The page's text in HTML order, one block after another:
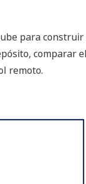
para
comparar
remoto.